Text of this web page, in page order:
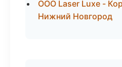
ООО Laser Luxe -
Нижний Новгород